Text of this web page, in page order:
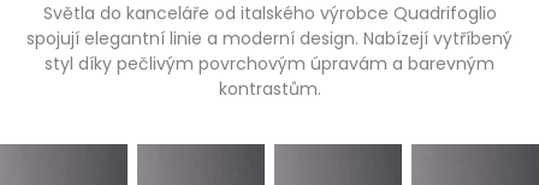
Světla do kanceláře od italského výrobce Quadrifoglio
spojují elegantní linie a moderní design. Nabízejí vytříbený
styl díky pečlivým povrchovým úpravám a barevným
kontrastům.